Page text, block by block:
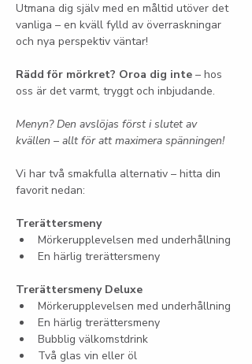
Utmana dig själv med en måltid utöver det
vanliga – en kväll fylld av överraskningar
och nya perspektiv väntar!
Rädd för mörkret? Oroa dig inte – hos
oss är det varmt, tryggt och inbjudande.
Menyn? Den avslöjas först i slutet av
kvällen – allt för att maximera spänningen!
Vi har två smakfulla alternativ – hitta din
favorit nedan:
Trerättersmeny
Mörkerupplevelsen med underhållning
En härlig trerättersmeny
Trerättersmeny Deluxe
Mörkerupplevelsen med underhållning
En härlig trerättersmeny
Bubblig välkomstdrink
Två glas vin eller öl